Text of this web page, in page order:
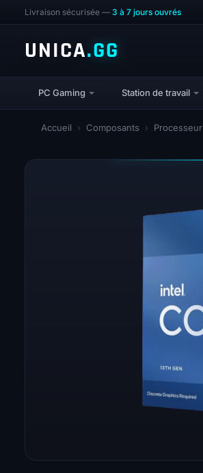
Livraison sécurisée — 3 à 7 jours ouvrés
UNICA.GG
PC Gaming Station de travail
Accueil › Composants › Processeur